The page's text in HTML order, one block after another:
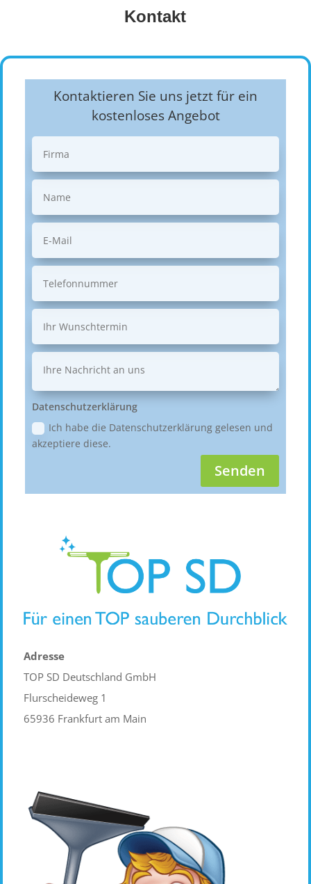
Kontakt
Kontaktieren Sie uns jetzt für ein
kostenloses Angebot
Datenschutzerklärung
Ich habe die Datenschutzerklärung gelesen und
akzeptiere diese.
Senden
Adresse
TOP SD Deutschland GmbH
Flurscheideweg 1
65936 Frankfurt am Main